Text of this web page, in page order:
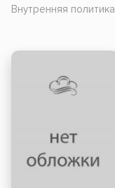
Внутренняя политика